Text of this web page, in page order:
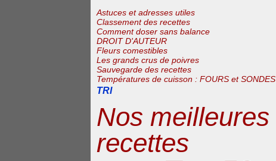
Astuces et adresses utiles
Classement des recettes
Comment doser sans balance
DROIT D'AUTEUR
Fleurs comestibles
Les grands crus de poivres
Sauvegarde des recettes
Températures de cuisson : FOURS et SONDES
TRI
Nos meilleures
recettes